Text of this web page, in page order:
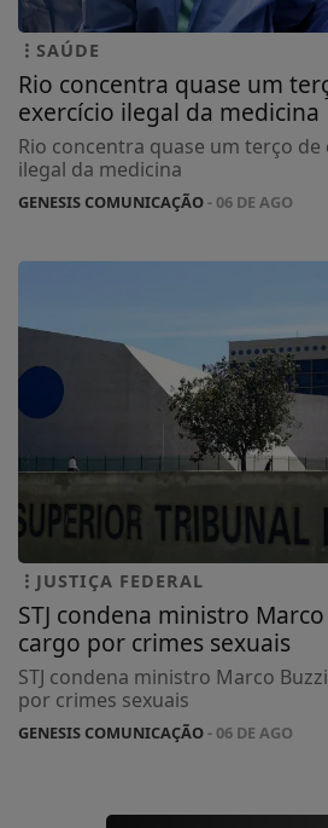
SAÚDE
Rio concentra quase um
exercício ilegal da medicina
Rio concentra quase um terço de
ilegal da medicina
GENESIS COMUNICAÇÃO- 06 DE AGO
JUSTIÇA FEDERAL
STJ condena ministro
cargo por crimes sexuais
STJ condena ministro Marco
por crimes sexuais
GENESIS COMUNICAÇÃO- 06 DE AGO